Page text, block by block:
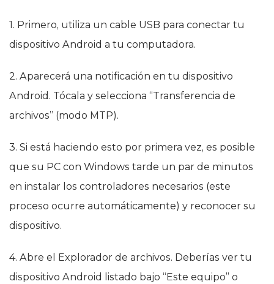
1. Primero, utiliza un cable USB para conectar tu
dispositivo Android a tu computadora.
2. Aparecerá una notificación en tu dispositivo
Android. Tócala y selecciona “Transferencia de
archivos” (modo MTP).
3. Si está haciendo esto por primera vez, es posible
que su PC con Windows tarde un par de minutos
en instalar los controladores necesarios (este
proceso ocurre automáticamente) y reconocer su
dispositivo.
4. Abre el Explorador de archivos. Deberías ver tu
dispositivo Android listado bajo “Este equipo” o